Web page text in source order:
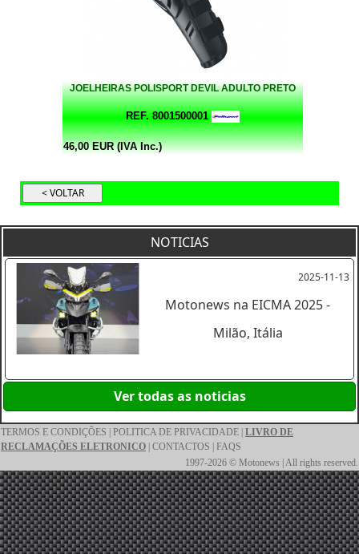
JOELHEIRAS POLISPORT DEVIL ADULTO PRETO
REF. 8001500001
46,00 EUR (IVA Inc.)
NOTICIAS
2025-11-13
Motonews na EICMA 2025 -
Milão, Itália
Ver todas as noticias
TERMOS E CONDIÇÕES POLITICA DE PRIVACIDADE LIVRO DE
RECLAMAÇÕES ELETRONICO CONTACTOS
FAQS
1997-2026 © Motonews | All rights reserved.